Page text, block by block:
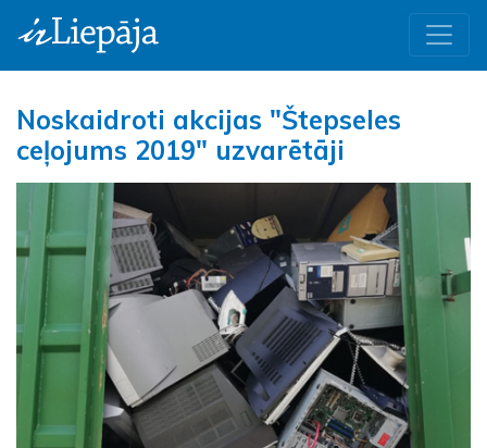
Noskaidroti akcijas "Štepseles
ceļojums 2019" uzvarētāji